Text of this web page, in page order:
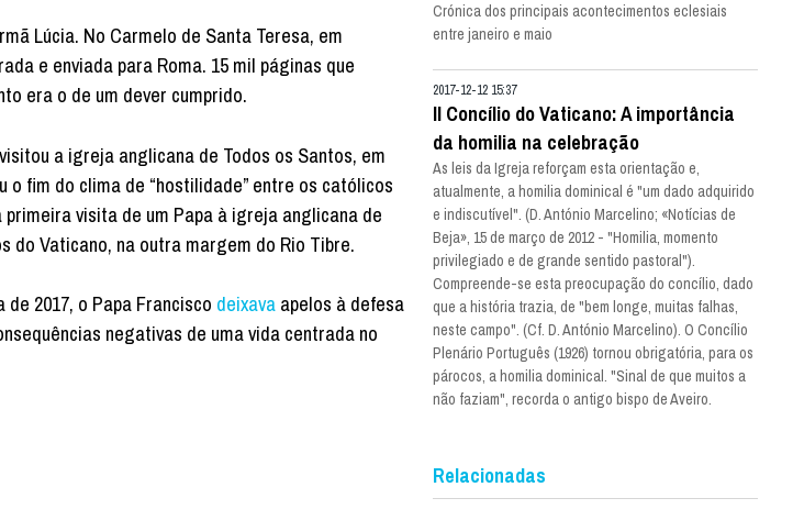
Lúcia. No Carmelo de Santa Teresa, em
e enviada para Roma. 15 mil páginas que
era o de um dever cumprido.
a igreja anglicana de Todos os Santos, em
o fim do clima de “hostilidade” entre os católicos
visita de um Papa à igreja anglicana de
do Vaticano, na outra margem do Rio Tibre.
2017, o Papa Francisco deixavaapelos à defesa
negativas de uma vida centrada no
Crónica dos principais acontecimentos eclesiais
entre janeiro e maio
2017-12-12 15:37
II Concílio do Vaticano: A importância
da homilia na celebração
As leis da Igreja reforçam esta orientação e,
atualmente, a homilia dominical é "um dado adquirido
e indiscutível". (D. António Marcelino; «Notícias de
Beja», 15 de março de 2012 - "Homilia, momento
privilegiado e de grande sentido pastoral").
Compreende-se esta preocupação do concílio, dado
que a história trazia, de "bem longe, muitas falhas,
neste campo". (Cf. D. António Marcelino). O Concílio
Plenário Português (1926) tornou obrigatória, para os
párocos, a homilia dominical. "Sinal de que muitos a
não faziam", recorda o antigo bispo de Aveiro.
Relacionadas